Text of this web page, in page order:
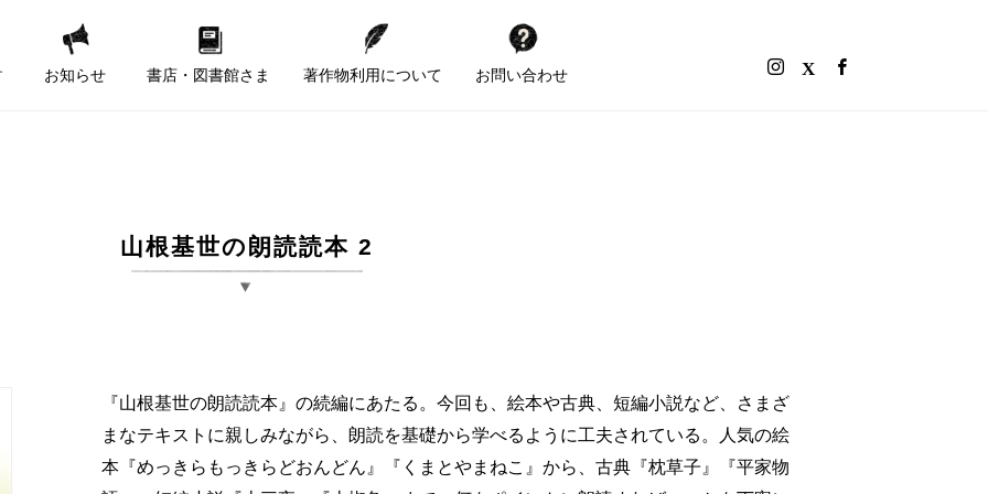
お知らせ 書店・図書館さま 著作物利用について お問い合わせ
山根基世の朗読読本 2
『山根基世の朗読読本』の続編にあたる。今回も、絵本や古典、短編小説など、さまざ
まなテキストに親しみながら、朗読を基礎から学べるように工夫されている。人気の絵
本『めっきらもっきらどおんどん』『くまとやまねこ』から、古典『枕草子』『平家物